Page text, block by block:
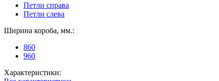
Петли справа
Петли слева
Ширина короба, мм.:
860
960
Характеристики: